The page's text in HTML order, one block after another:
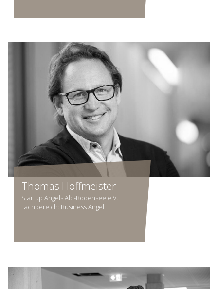
Thomas Hoffmeister
Startup Angels Alb-Bodensee e.V.
Fachbereich: Business Angel